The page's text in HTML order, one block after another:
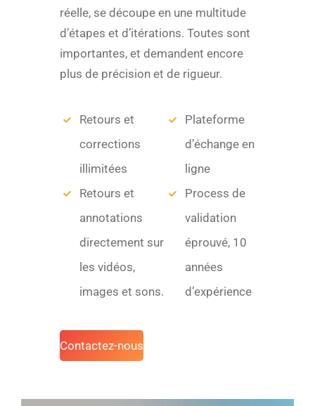
réelle, se découpe en une multitude
d’étapes et d’itérations. Toutes sont
importantes, et demandent encore
plus de précision et de rigueur.
Retours et
corrections
illimitées
Retours et
annotations
directement sur
les vidéos,
images et sons.
Plateforme
d’échange en
ligne
Process de
validation
éprouvé, 10
années
d’expérience
Contactez-nous